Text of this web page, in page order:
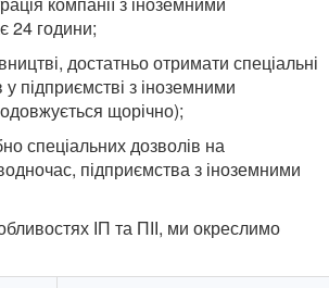
24 години;
достатньо отримати спеціальні
підприємстві з іноземними
щорічно);
спеціальних дозволів на
підприємства з іноземними
ІП та ПІІ, ми окреслимо